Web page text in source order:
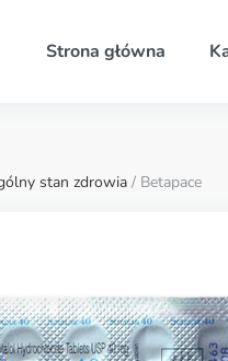
Strona główna
stan zdrowia / Betapace